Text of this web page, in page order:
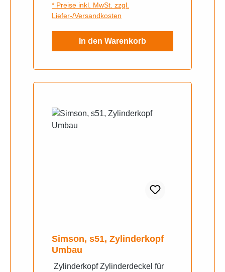
* Preise inkl. MwSt. zzgl.
Liefer-/Versandkosten
In den Warenkorb
Simson, s51, Zylinderkopf
Umbau
Zylinderkopf Zylinderdeckel für